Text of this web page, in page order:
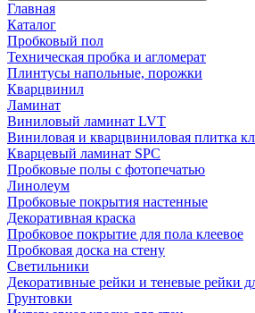
Главная
Каталог
Пробковый пол
Техническая пробка и агломерат
Плинтусы напольные, порожки
Кварцвинил
Ламинат
Виниловый ламинат LVT
Виниловая и кварцвиниловая плитка
Кварцевый ламинат SPC
Пробковые полы с фотопечатью
Линолеум
Пробковые покрытия настенные
Декоративная краска
Пробковое покрытие для пола клеевое
Пробковая доска на стену
Светильники
Декоративные рейки и теневые рейки
Грунтовки